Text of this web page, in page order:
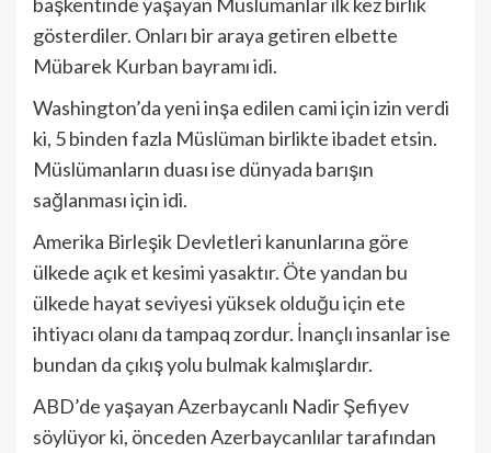
gösterdiler. Onları bir araya getiren elbette
Mübarek Kurban bayramı idi.
Washington’da yeni inşa edilen cami için izin verdi
ki, 5 binden fazla Müslüman birlikte ibadet etsin.
Müslümanların duası ise dünyada barışın
sağlanması için idi.
Amerika Birleşik Devletleri kanunlarına göre
ülkede açık et kesimi yasaktır. Öte yandan bu
ülkede hayat seviyesi yüksek olduğu için ete
ihtiyacı olanı da tampaq zordur. İnançlı insanlar ise
bundan da çıkış yolu bulmak kalmışlardır.
ABD’de yaşayan Azerbaycanlı Nadir Şefiyev
söylüyor ki, önceden Azerbaycanlılar tarafından